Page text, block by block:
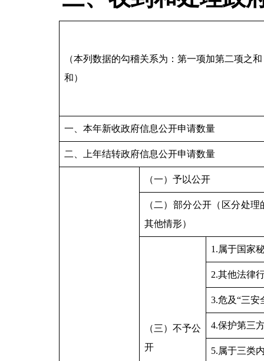
（本列数据的勾稽关系为：第一项加第二项之
和）
一、本年新收政府信息公开申请数量
二、上年结转政府信息公开申请数量
（一）予以公开
（二）部分公开（区分处
其他情形）
（三）不予公
开
1.属于国家
2.其他法律
3.危及“三安
4.保护第三
5.属于三类